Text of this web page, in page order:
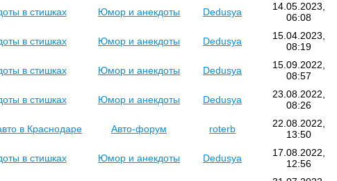
в стишках Юмор и анекдоты Dedusya
14.05.2023,
06:08
в стишках Юмор и анекдоты Dedusya
15.04.2023,
08:19
в стишках Юмор и анекдоты Dedusya
15.09.2022,
08:57
в стишках Юмор и анекдоты Dedusya
23.08.2022,
08:26
в Краснодаре Авто-форум roterb
22.08.2022,
13:50
в стишках Юмор и анекдоты Dedusya
17.08.2022,
12:56